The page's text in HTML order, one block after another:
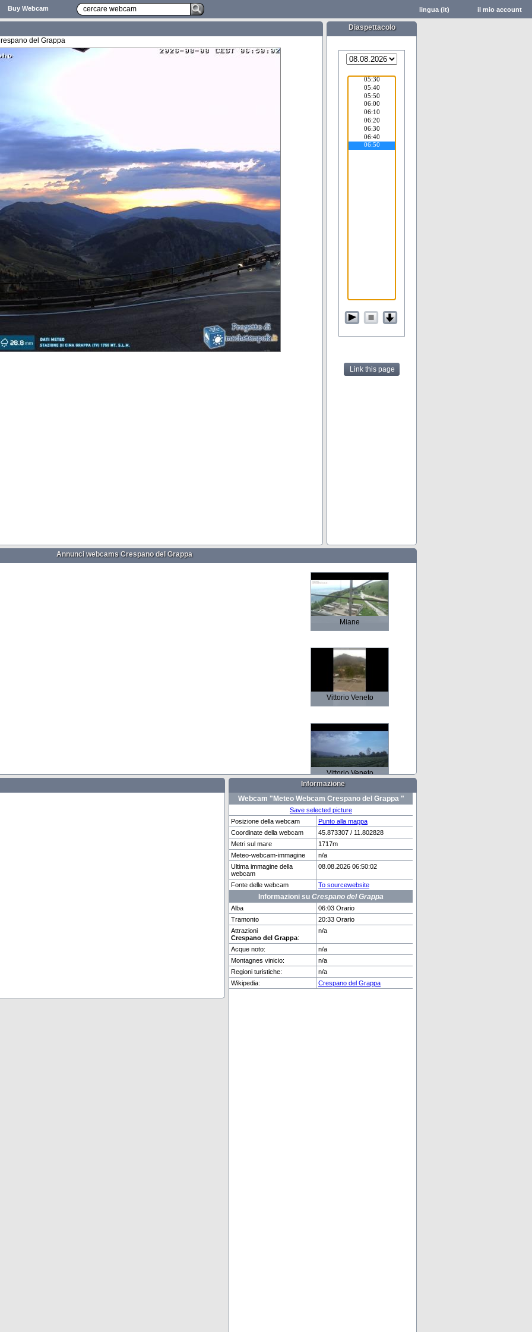
Buy Webcam il mio account
lingua (it)
del Grappa
Diaspettacolo
Link this page
Annunci webcams Crespano del Grappa
Miane
Vittorio Veneto
Vittorio Veneto
Feldberg Zweisimmen
Weitere 4 Webcams in Crespano del Grappa vorhanden.
Informazione
Webcam "Meteo Webcam Crespano del Grappa "
Save selected picture
Posizione della webcam
Punto alla mappa
Coordinate della webcam
45.873307 / 11.802828
Metri sul mare
1717m
Meteo-webcam-immagine
n/a
Ultima immagine della
webcam
08.08.2026 06:50:02
Fonte delle webcam To sourcewebsite
Informazioni su Crespano del Grappa
Alba
06:03 Orario
Tramonto
20:33 Orario
Attrazioni
Crespano del Grappa:
n/a
Acque noto:
n/a
Montagnes vinicio:
n/a
Regioni turistiche:
n/a
Wikipedia:
Crespano del Grappa